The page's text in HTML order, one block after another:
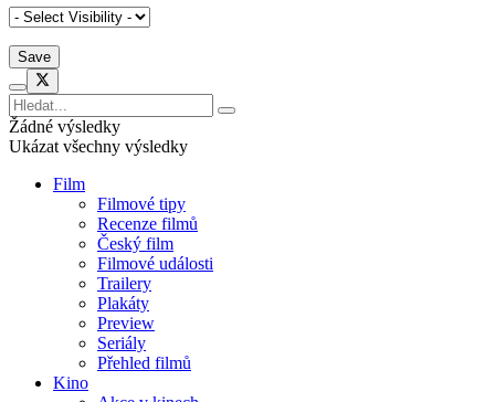
Žádné výsledky
Ukázat všechny výsledky
Film
Filmové tipy
Recenze filmů
Český film
Filmové události
Trailery
Plakáty
Preview
Seriály
Přehled filmů
Kino